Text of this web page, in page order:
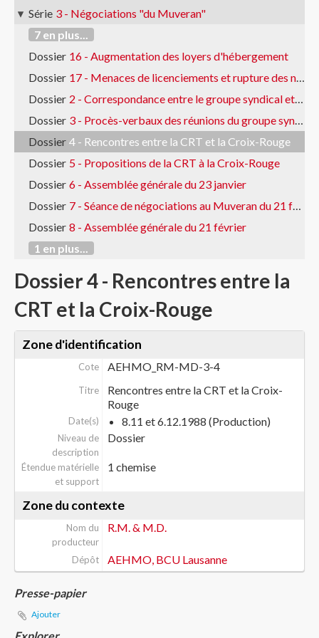
Série 3 - Négociations "du Muveran"
7 en plus...
Dossier 16 - Augmentation des loyers d'hébergement
Dossier 17 - Menaces de licenciements et rupture des négociations
Dossier 2 - Correspondance entre le groupe syndical et la Croix-Rouge
Dossier 3 - Procès-verbaux des réunions du groupe syndical
Dossier 4 - Rencontres entre la CRT et la Croix-Rouge
Dossier 5 - Propositions de la CRT à la Croix-Rouge
Dossier 6 - Assemblée générale du 23 janvier
Dossier 7 - Séance de négociations au Muveran du 21 février
Dossier 8 - Assemblée générale du 21 février
1 en plus...
Dossier 4 - Rencontres entre la
CRT et la Croix-Rouge
Zone d'identification
Cote AEHMO_RM-MD-3-4
Titre
Rencontres entre la CRT et la Croix-
Rouge
Date(s) 8.11 et 6.12.1988 (Production)
Niveau de
description
Dossier
Étendue matérielle
et support
1 chemise
Zone du contexte
Nom du
producteur
R.M. & M.D.
Dépôt AEHMO, BCU Lausanne
Presse-papier
Ajouter